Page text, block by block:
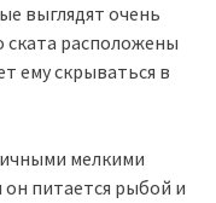
выглядят очень
ската расположены
ему скрываться в
мелкими
питается рыбой и